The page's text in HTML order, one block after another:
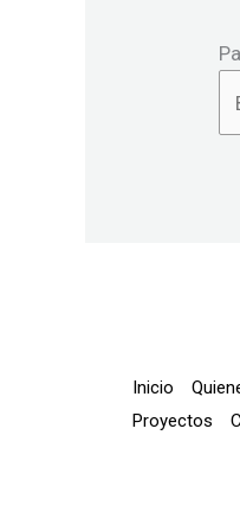
Inicio
Proyectos